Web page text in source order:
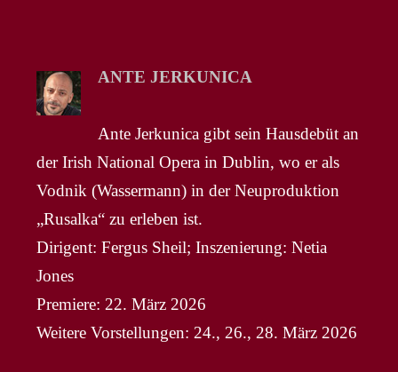
ANTE JERKUNICA
Ante Jerkunica gibt sein Hausdebüt an
der Irish National Opera in Dublin, wo er als
Vodnik (Wassermann) in der Neuproduktion
„Rusalka“ zu erleben ist.
Dirigent: Fergus Sheil; Inszenierung: Netia
Jones
Premiere: 22. März 2026
Weitere Vorstellungen: 24., 26., 28. März 2026